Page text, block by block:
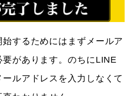
始するためにはまずメールア
要があります。のちにLINE
ルアドレスを入力しなくて